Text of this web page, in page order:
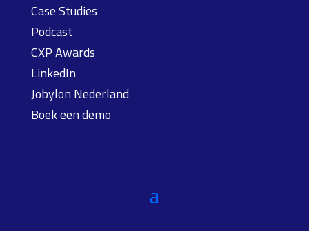
Case Studies
Podcast
CXP Awards
LinkedIn
Jobylon Nederland
Boek een demo